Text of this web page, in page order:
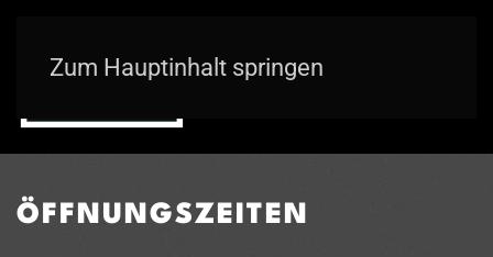
Zum Hauptinhalt springen
ÖFFNUNGSZEITEN